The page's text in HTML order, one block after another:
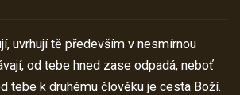
uvrhují tě především v nesmírnou
od tebe hned zase odpadá, neboť
tebe k druhému člověku je cesta Boží.